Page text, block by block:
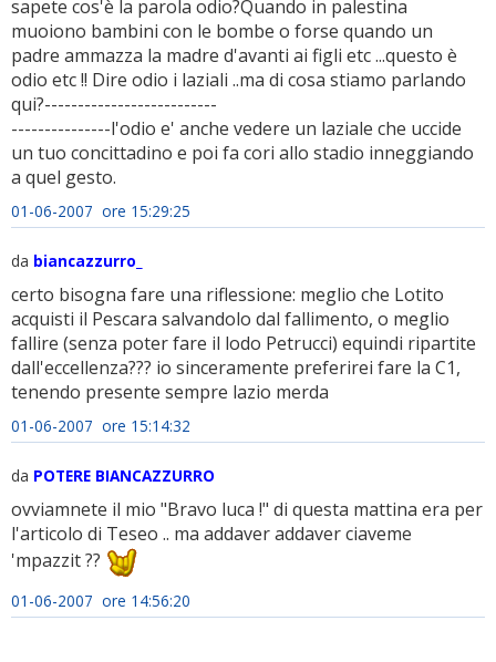
sapete cos'è la parola odio?Quando in palestina
muoiono bambini con le bombe o forse quando un
padre ammazza la madre d'avanti ai figli etc ...questo è
odio etc !! Dire odio i laziali ..ma di cosa stiamo parlando
qui?--------------------------
---------------l'odio e' anche vedere un laziale che uccide
un tuo concittadino e poi fa cori allo stadio inneggiando
a quel gesto.
01-06-2007 ore 15:29:25
da biancazzurro_
certo bisogna fare una riflessione: meglio che Lotito
acquisti il Pescara salvandolo dal fallimento, o meglio
fallire (senza poter fare il lodo Petrucci) equindi ripartite
dall'eccellenza??? io sinceramente preferirei fare la C1,
tenendo presente sempre lazio merda
01-06-2007 ore 15:14:32
da POTERE BIANCAZZURRO
ovviamnete il mio "Bravo luca !" di questa mattina era per
l'articolo di Teseo .. ma addaver addaver ciaveme
'mpazzit ??
01-06-2007 ore 14:56:20